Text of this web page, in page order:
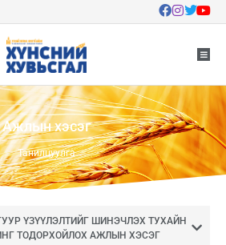
Ажлын хэсэг
Танилцуулга
ҮЗҮҮЛЭЛТИЙГ ШИНЭЧЛЭХ ТУХАЙН
ТОДОРХОЙЛОХ АЖЛЫН ХЭСЭГ